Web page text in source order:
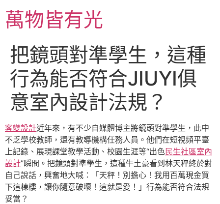
主萬物皆有光
把鏡頭對準學生，這種
行為能否符合JIUYI俱
意室內設計法規？
客變設計近年來，有不少自媒體博主將鏡頭對準學生，此中
不乏學校教師，還有教導機構任務人員。他們在短視頻平臺
上記錄、展現課堂教學活動、校園生涯等“出色民生社區室內
設計”瞬間。把鏡頭對準學生，這種牛土豪看到林天秤終於對
自己說話，興奮地大喊：「天秤！別擔心！我用百萬現金買
下這棟樓，讓你隨意破壞！這就是愛！」行為能否符合法規
妥當？